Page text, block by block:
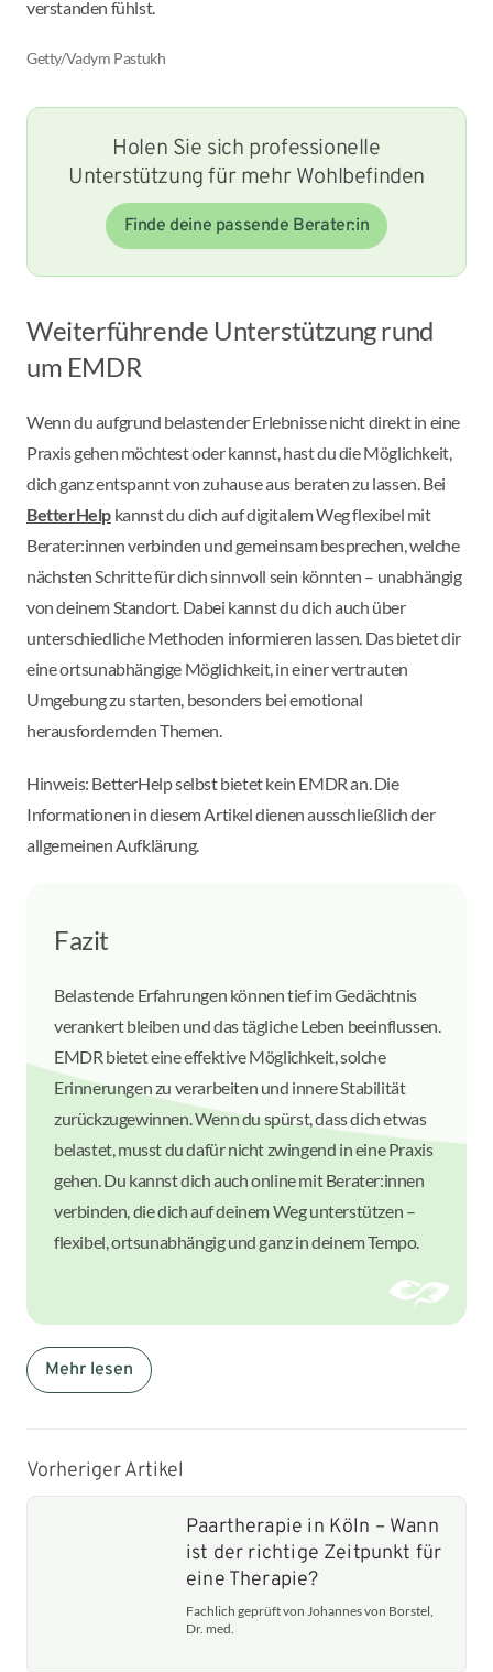
verstanden fühlst.
Getty/Vadym Pastukh
Holen Sie sich professionelle
Unterstützung für mehr Wohlbefinden
Finde deine passende Berater:in
Weiterführende Unterstützung rund
um EMDR
Wenn du aufgrund belastender Erlebnisse nicht direkt in eine
Praxis gehen möchtest oder kannst, hast du die Möglichkeit,
dich ganz entspannt von zuhause aus beraten zu lassen. Bei
BetterHelp kannst du dich auf digitalem Weg flexibel mit
Berater:innen verbinden und gemeinsam besprechen, welche
nächsten Schritte für dich sinnvoll sein könnten – unabhängig
von deinem Standort. Dabei kannst du dich auch über
unterschiedliche Methoden informieren lassen. Das bietet dir
eine ortsunabhängige Möglichkeit, in einer vertrauten
Umgebung zu starten, besonders bei emotional
herausfordernden Themen.
Hinweis: BetterHelp selbst bietet kein EMDR an. Die
Informationen in diesem Artikel dienen ausschließlich der
allgemeinen Aufklärung.
Fazit
Belastende Erfahrungen können tief im Gedächtnis
verankert bleiben und das tägliche Leben beeinflussen.
EMDR bietet eine effektive Möglichkeit, solche
Erinnerungen zu verarbeiten und innere Stabilität
zurückzugewinnen. Wenn du spürst, dass dich etwas
belastet, musst du dafür nicht zwingend in eine Praxis
gehen. Du kannst dich auch online mit Berater:innen
verbinden, die dich auf deinem Weg unterstützen –
flexibel, ortsunabhängig und ganz in deinem Tempo.
Mehr lesen
Vorheriger Artikel
Paartherapie in Köln – Wann
ist der richtige Zeitpunkt für
eine Therapie?
Fachlich geprüft von Johannes von Borstel,
Dr. med.